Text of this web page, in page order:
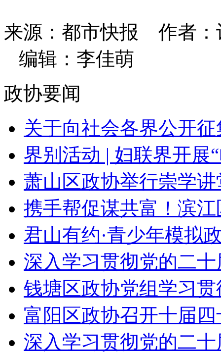
来源：都市快报 作者：
编辑：李佳萌
政协要闻
关于向社会各界公开
界别活动 | 妇联界开展
萧山区政协举行崇学
携手帮促谋共富！滨
君山有约·青少年模拟
深入学习贯彻党的二
钱塘区政协党组学习
富阳区政协召开十届
深入学习贯彻党的二